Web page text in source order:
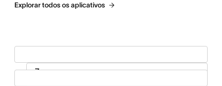
Explorar todos os aplicativos